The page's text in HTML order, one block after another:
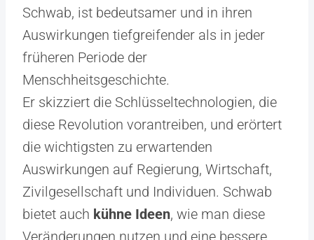
Schwab, ist bedeutsamer und in ihren
Auswirkungen tiefgreifender als in jeder
früheren Periode der
Menschheitsgeschichte.
Er skizziert die Schlüsseltechnologien, die
diese Revolution vorantreiben, und erörtert
die wichtigsten zu erwartenden
Auswirkungen auf Regierung, Wirtschaft,
Zivilgesellschaft und Individuen. Schwab
bietet auch kühne Ideen, wie man diese
Veränderungen nutzen und eine bessere